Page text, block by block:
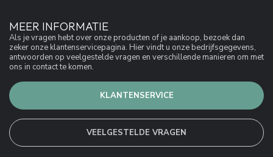
MEER INFORMATIE
Als je vragen hebt over onze producten of je aankoop, bezoek dan
zeker onze klantenservicepagina. Hier vindt u onze bedrijfsgegevens,
antwoorden op veelgestelde vragen en verschillende manieren om met
ons in contact te komen.
KLANTENSERVICE
VEELGESTELDE VRAGEN